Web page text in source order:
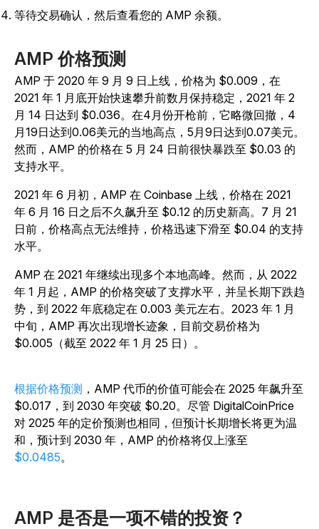
等待交易确认，然后查看您的 AMP 余额。
AMP 价格预测
AMP 于 2020 年 9 月 9 日上线，价格为 $0.009，在
2021 年 1 月底开始快速攀升前数月保持稳定，2021 年 2
月 14 日达到 $0.036。在4月份开枪前，它略微回撤，4
月19日达到0.06美元的当地高点，5月9日达到0.07美元。
然而，AMP 的价格在 5 月 24 日前很快暴跌至 $0.03 的
支持水平。
2021 年 6 月初，AMP 在 Coinbase 上线，价格在 2021
年 6 月 16 日之后不久飙升至 $0.12 的历史新高。 7 月 21
日前，价格高点无法维持，价格迅速下滑至 $0.04 的支持
水平。
AMP 在 2021 年继续出现多个本地高峰。然而，从 2022
年 1 月起，AMP 的价格突破了支撑水平，并呈长期下跌趋
势，到 2022 年底稳定在 0.003 美元左右。2023 年 1 月
中旬，AMP 再次出现增长迹象，目前交易价格为
$0.005（截至 2022 年 1 月 25 日）。
根据价格预测 ，AMP 代币的价值可能会在 2025 年飙升至
$0.017，到 2030 年突破 $0.20。尽管 DigitalCoinPrice
对 2025 年的定价预测也相同，但预计长期增长将更为温
和，预计到 2030 年，AMP 的价格将仅上涨至
$0.0485。
AMP 是否是一项不错的投资？